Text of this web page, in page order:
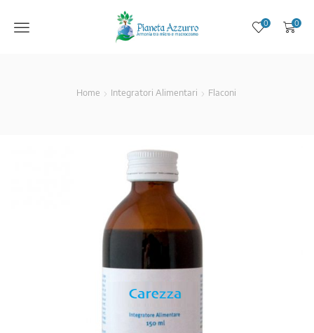
0 0
Menu
Home Integratori Alimentari Flaconi